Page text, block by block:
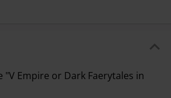
"V Empire or Dark Faerytales in